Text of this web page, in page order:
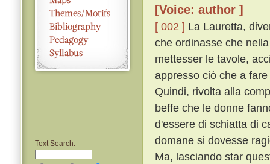
Text Search:
[Voice: author ]
[ 002 ] La Lauretta,
che ordinasse che
mettesser le tavole,
appresso ciò che a
Quindi, rivolta alla
beffe che le donne
d'essere di schiatta di
domane si dovesse
Ma, lasciando star